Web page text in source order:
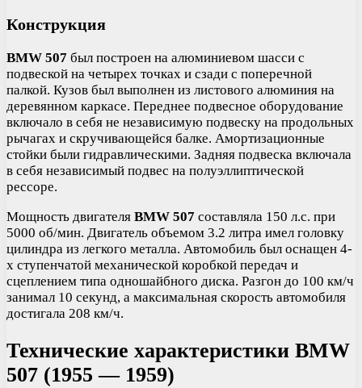
Конструкция
BMW 507 был построен на алюминиевом шасси с
подвеской на четырех точках и сзади с поперечной
палкой. Кузов был выполнен из листового алюминия на
деревянном каркасе. Переднее подвесное оборудование
включало в себя не независимую подвеску на продольных
рычагах и скручивающейся балке. Амортизационные
стойки были гидравлическими. Задняя подвеска включала
в себя независимый подвес на полуэллиптической
рессоре.
Мощность двигателя BMW 507 составляла 150 л.с. при
5000 об/мин. Двигатель объемом 3.2 литра имел головку
цилиндра из легкого металла. Автомобиль был оснащен 4-
х ступенчатой механической коробкой передач и
сцеплением типа одношайбного диска. Разгон до 100 км/ч
занимал 10 секунд, а максимальная скорость автомобиля
достигала 208 км/ч.
Технические характеристики BMW
507 (1955 — 1959)